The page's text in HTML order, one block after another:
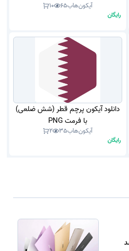
آیکون‌هاب65
10
رایگان
دانلود آیکون پرچم قطر (شش ضلعی)
با فرمت PNG
آیکون‌هاب35
2
رایگان